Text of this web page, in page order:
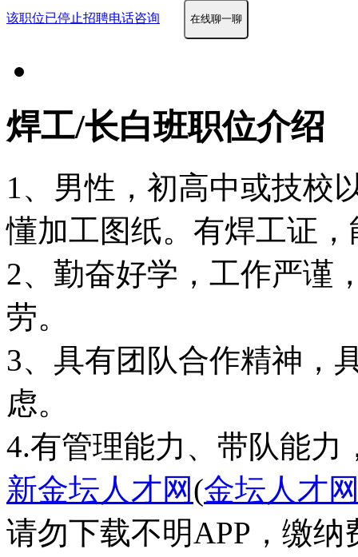
该职位已停止招聘电话咨询 在线聊一聊
焊工/长白班职位介绍
1、男性，初高中或技校
懂加工图纸。有焊工证
2、勤奋好学，工作严谨
劳。
3、具有团队合作精神，
虑。
新金坛人才网(金坛人才
请勿下载不明APP，缴